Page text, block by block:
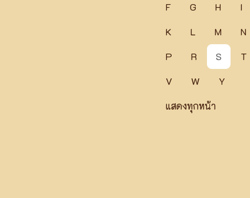
F
G H I
K
L M N
P
R S T
V
W
Y
แสดงทุกหน้า